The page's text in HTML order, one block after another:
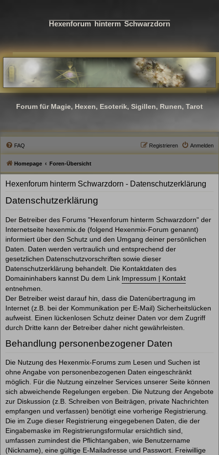
Hexenforum hinterm Schwarzdorn
Forum für Magie, Hexen, Esoterik, Sigillen, Runen, Tarot
FAQ Anmelden
Registrieren
Homepage Foren-Übersicht
Hexenforum hinterm Schwarzdorn - Datenschutzerklärung
Datenschutzerklärung
Der Betreiber des Forums "Hexenforum hinterm Schwarzdorn" der
Internetseite hexenmix.de (folgend Hexenmix-Forum genannt)
informiert über den Schutz und den Umgang deiner persönlichen
Daten. Daten werden vertraulich und entsprechend der
gesetzlichen Datenschutzvorschriften sowie dieser
Datenschutzerklärung behandelt. Die Kontaktdaten des
Domaininhabers kannst Du dem Link Impressum | Kontakt
entnehmen.
Der Betreiber weist darauf hin, dass die Datenübertragung im
Internet (z.B. bei der Kommunikation per E-Mail) Sicherheitslücken
aufweist. Einen lückenlosen Schutz deiner Daten vor dem Zugriff
durch Dritte kann der Betreiber daher nicht gewährleisten.
Behandlung personenbezogener Daten
Die Nutzung des Hexenmix-Forums zum Lesen und Suchen ist
ohne Angabe von personenbezogenen Daten eingeschränkt
möglich. Für die Nutzung einzelner Services unserer Seite können
sich abweichende Regelungen ergeben. Die Nutzung der Angebote
zur Diskussion (z.B. Schreiben von Beiträgen, private Nachrichten
empfangen und verfassen) benötigt eine vorherige Registrierung.
Die im Zuge dieser Registrierung eingegebenen Daten, die der
Eingabemaske im Registrierungsformular ersichtlich sind,
umfassen zumindest die Pflichtangaben, wie Benutzername
(Nickname), eine gültige E-Mailadresse und Passwort. Freiwillige